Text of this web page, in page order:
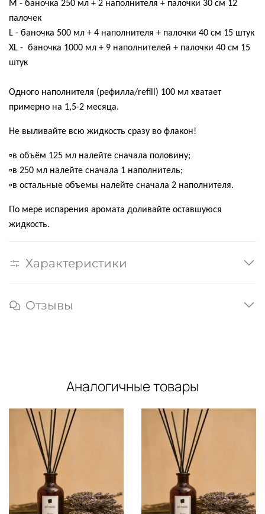
М - баночка 250 мл + 2 наполнителя + палочки 30 см 12
палочек
L - баночка 500 мл + 4 наполнителя + палочки 40 см 15 штук
XL - баночка 1000 мл + 9 наполнителей + палочки 40 см 15
штук
Одного наполнителя (рефилла/refill) 100 мл хватает
примерно на 1,5-2 месяца.
Не выливайте всю жидкость сразу во флакон!
▫️в объём 125 мл налейте сначала половину;
▫️в 250 мл налейте сначала 1 наполнитель;
▫️в остальные объемы налейте сначала 2 наполнителя.
По мере испарения аромата доливайте оставшуюся
жидкость.
Характеристики
Отзывы
Аналогичные товары